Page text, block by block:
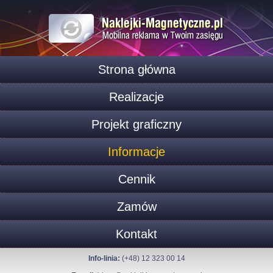
Strona główna
Realizacje
Projekt graficzny
Informacje
Cennik
Zamów
Kontakt
Info-linia: (+48) 12 323 00 14